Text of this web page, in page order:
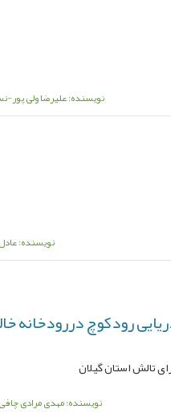
نویسنده: علیرضا ولی پور-
نویسنده:
رودکوچ دررودخانه
تالش استان گیلان
نویسنده: مهدی مرادی چافی